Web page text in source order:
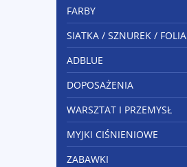
FARBY
SIATKA / SZNUREK / FOLIA
ADBLUE
DOPOSAŻENIA
WARSZTAT I PRZEMYSŁ
MYJKI CIŚNIENIOWE
ZABAWKI